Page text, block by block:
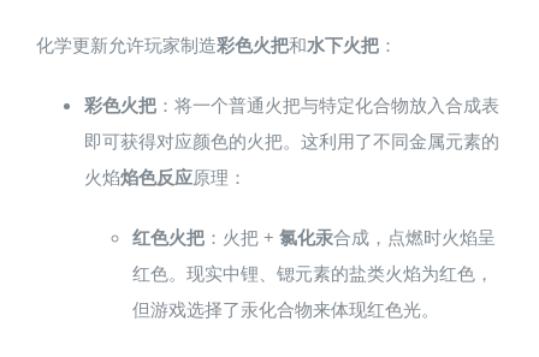
化学更新允许玩家制造彩色火把和水下火把：
彩色火把：将一个普通火把与特定化合物放入合成表
即可获得对应颜色的火把。这利用了不同金属元素的
火焰焰色反应原理：
红色火把：火把 + 氯化汞合成，点燃时火焰呈
红色。现实中锂、锶元素的盐类火焰为红色，
但游戏选择了汞化合物来体现红色光。